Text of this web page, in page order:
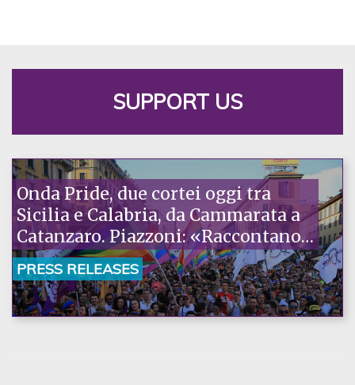
SUPPORT US
Onda Pride, due cortei oggi tra
Sicilia e Calabria, da Cammarata a
Catanzaro. Piazzoni: «Raccontano
la nostra ostinazione»
PRESS RELEASES